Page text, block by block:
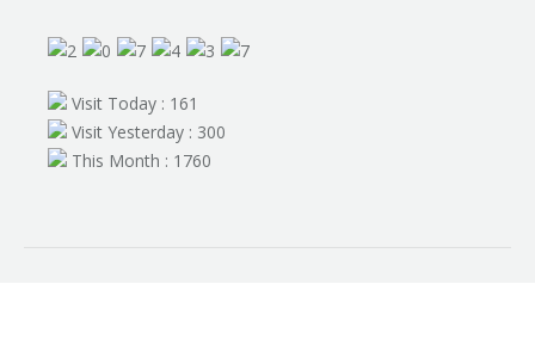
Visit Today : 161
Visit Yesterday : 300
This Month : 1760